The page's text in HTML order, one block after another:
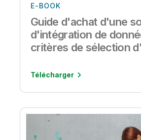
E-BOOK
Guide d'achat d'une
d'intégration de
critères de sélection
données
Télécharger